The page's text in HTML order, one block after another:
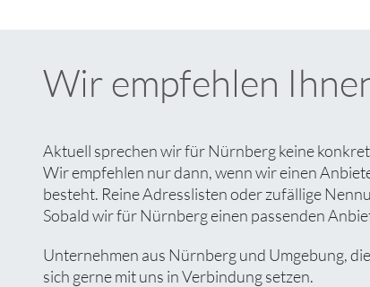
Wir empfehlen
Aktuell sprechen wir für Nürnberg keine
Wir empfehlen nur dann, wenn wir einen
besteht. Reine Adresslisten oder zufällige
Sobald wir für Nürnberg einen passenden
Unternehmen aus Nürnberg und Umgebung,
sich gerne mit uns in Verbindung setzen.